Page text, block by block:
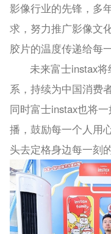
影像行业的先锋，多
求，努力推广影像文
胶片的温度传递给每
未来富士instax
系，持续为中国消费
同时富士instax也将
播，鼓励每一个人用
头去定格身边每一刻